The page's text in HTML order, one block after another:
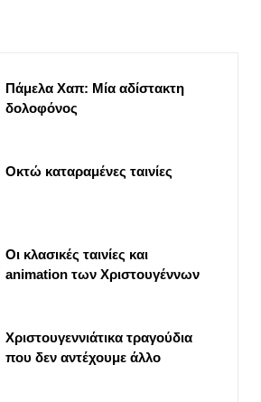
Πάμελα Χαπ: Μία αδίστακτη
δολοφόνος
Οκτώ καταραμένες ταινίες
Οι κλασικές ταινίες και
animation των Χριστουγέννων
Χριστουγεννιάτικα τραγούδια
που δεν αντέχουμε άλλο